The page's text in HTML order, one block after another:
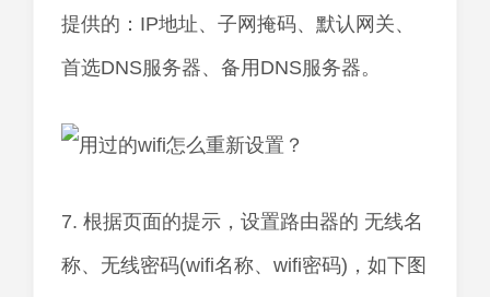
提供的：IP地址、子网掩码、默认网关、
首选DNS服务器、备用DNS服务器。
7. 根据页面的提示，设置路由器的 无线名
称、无线密码(wifi名称、wifi密码)，如下图